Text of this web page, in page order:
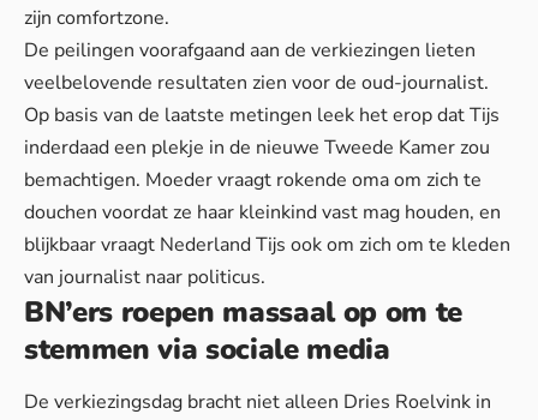
zijn comfortzone.
De peilingen voorafgaand aan de verkiezingen lieten
veelbelovende resultaten zien voor de oud-journalist.
Op basis van de laatste metingen leek het erop dat Tijs
inderdaad een plekje in de nieuwe Tweede Kamer zou
bemachtigen. Moeder vraagt rokende oma om zich te
douchen voordat ze haar kleinkind vast mag houden, en
blijkbaar vraagt Nederland Tijs ook om zich om te kleden
van journalist naar politicus.
BN’ers roepen massaal op om te
stemmen via sociale media
De verkiezingsdag bracht niet alleen Dries Roelvink in